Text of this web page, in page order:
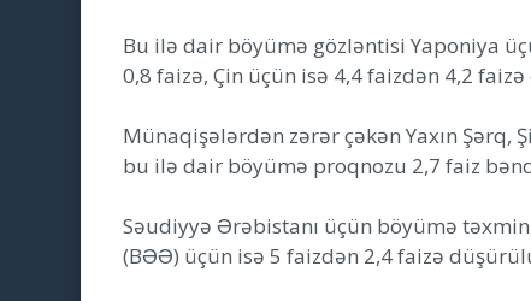
Bu ilə dair böyümə gözləntisi Yaponiya
0,8 faizə, Çin üçün isə 4,4 faizdən 4,2
Münaqişələrdən zərər çəkən Yaxın Şərq,
bu ilə dair böyümə proqnozu 2,7 faiz
Səudiyyə Ərəbistanı üçün böyümə
(BƏƏ) üçün isə 5 faizdən 2,4 faizə